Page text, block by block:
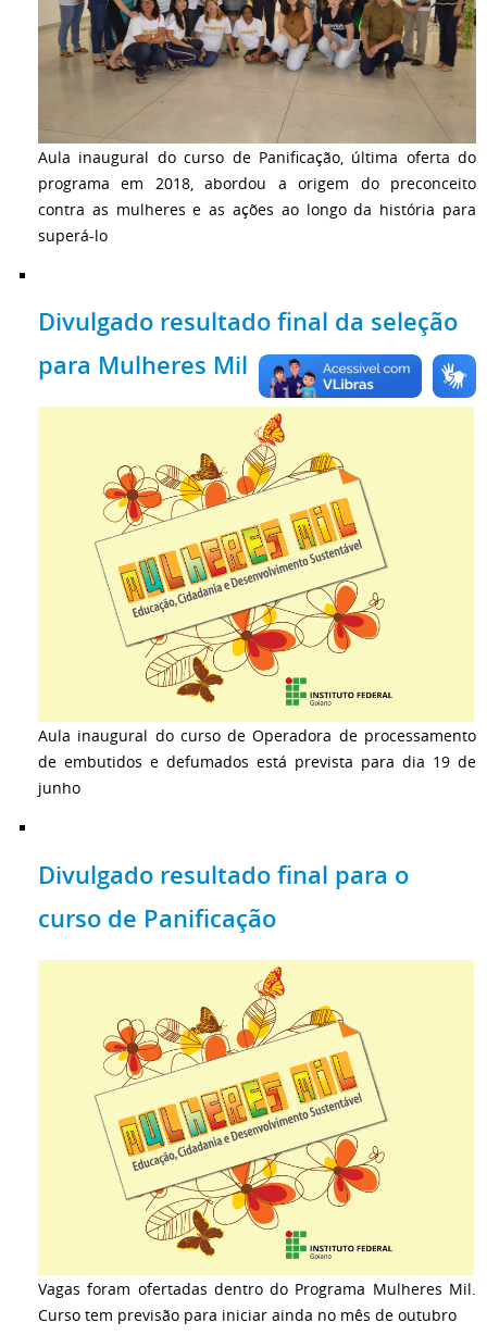
Aula inaugural do curso de Panificação, última oferta do
programa em 2018, abordou a origem do preconceito
contra as mulheres e as ações ao longo da história para
superá-lo
Divulgado resultado final da seleção
para Mulheres Mil
Aula inaugural do curso de Operadora de processamento
de embutidos e defumados está prevista para dia 19 de
junho
Divulgado resultado final para o
curso de Panificação
Vagas foram ofertadas dentro do Programa Mulheres Mil.
Curso tem previsão para iniciar ainda no mês de outubro